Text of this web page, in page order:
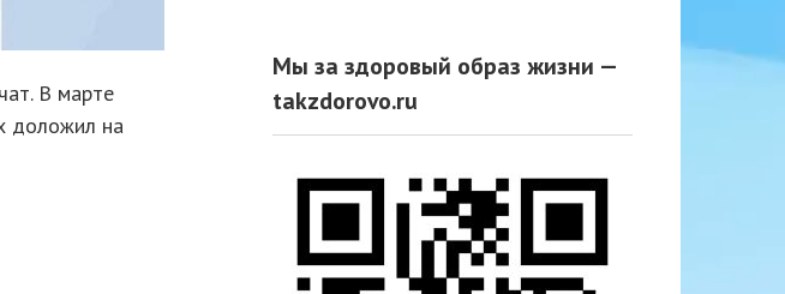
В марте
доложил на
Мы за здоровый образ жизни —
takzdorovo.ru